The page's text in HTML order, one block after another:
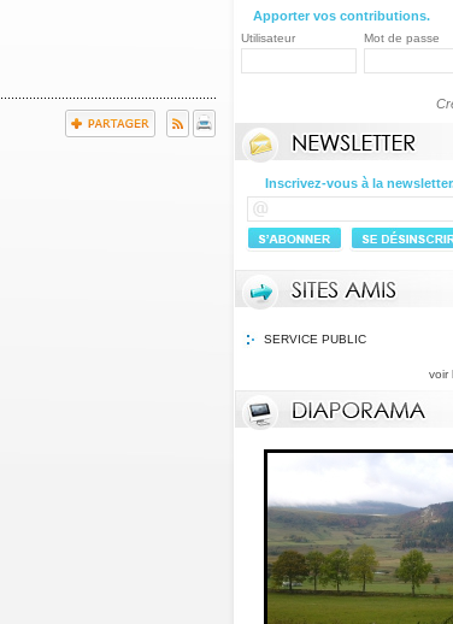
Apporter vos contributions.
Utilisateur Mot de passe
Inscrivez-vous à la
SERVICE PUBLIC
voir